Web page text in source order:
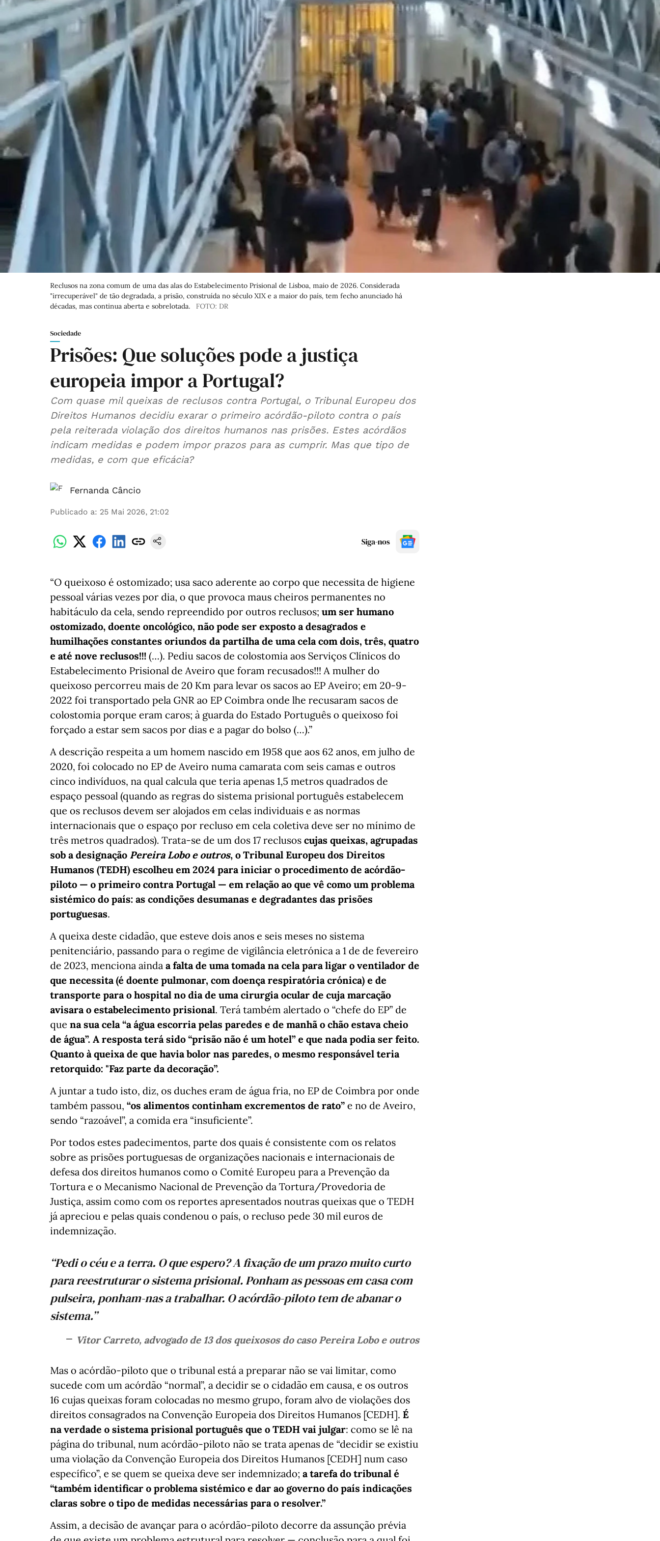
Reclusos na zona comum de uma das alas do Estabelecimento Prisional de Lisboa, maio de 2026. Considerada
"irrecuperável" de tão degradada, a prisão, construída no século XIX e a maior do país, tem fecho anunciado há
décadas, mas continua aberta e sobrelotada.
FOTO: DR
Sociedade
Prisões: Que soluções pode a justiça
europeia impor a Portugal?
Com quase mil queixas de reclusos contra Portugal, o Tribunal Europeu dos
Direitos Humanos decidiu exarar o primeiro acórdão-piloto contra o país
pela reiterada violação dos direitos humanos nas prisões. Estes acórdãos
indicam medidas e podem impor prazos para as cumprir. Mas que tipo de
medidas, e com que eficácia?
Fernanda Câncio
Publicado a: 25 Mai 2026, 21:02
Siga-nos
“O queixoso é ostomizado; usa saco aderente ao corpo que necessita de higiene
pessoal várias vezes por dia, o que provoca maus cheiros permanentes no
habitáculo da cela, sendo repreendido por outros reclusos; um ser humano
ostomizado, doente oncológico, não pode ser exposto a desagrados e
humilhações constantes oriundos da partilha de uma cela com dois, três, quatro
e até nove reclusos!!! (…). Pediu sacos de colostomia aos Serviços Clínicos do
Estabelecimento Prisional de Aveiro que foram recusados!!! A mulher do
queixoso percorreu mais de 20 Km para levar os sacos ao EP Aveiro; em 20-9-
2022 foi transportado pela GNR ao EP Coimbra onde lhe recusaram sacos de
colostomia porque eram caros; à guarda do Estado Português o queixoso foi
forçado a estar sem sacos por dias e a pagar do bolso (…).”
A descrição respeita a um homem nascido em 1958 que aos 62 anos, em julho de
2020, foi colocado no EP de Aveiro numa camarata com seis camas e outros
cinco indivíduos, na qual calcula que teria apenas 1,5 metros quadrados de
espaço pessoal (quando as regras do sistema prisional português estabelecem
que os reclusos devem ser alojados em celas individuais e as normas
internacionais que o espaço por recluso em cela coletiva deve ser no mínimo de
três metros quadrados). Trata-se de um dos 17 reclusos cujas queixas, agrupadas
sob a designação Pereira Lobo e outros, o Tribunal Europeu dos Direitos
Humanos (TEDH) escolheu em 2024 para iniciar o procedimento de acórdão-
piloto — o primeiro contra Portugal — em relação ao que vê como um problema
sistémico do país: as condições desumanas e degradantes das prisões
portuguesas.
A queixa deste cidadão, que esteve dois anos e seis meses no sistema
penitenciário, passando para o regime de vigilância eletrónica a 1 de de fevereiro
de 2023, menciona ainda a falta de uma tomada na cela para ligar o ventilador de
que necessita (é doente pulmonar, com doença respiratória crónica) e de
transporte para o hospital no dia de uma cirurgia ocular de cuja marcação
avisara o estabelecimento prisional. Terá também alertado o “chefe do EP” de
que na sua cela “a água escorria pelas paredes e de manhã o chão estava cheio
de água”. A resposta terá sido “prisão não é um hotel” e que nada podia ser feito.
Quanto à queixa de que havia bolor nas paredes, o mesmo responsável teria
retorquido: "Faz parte da decoração”.
A juntar a tudo isto, diz, os duches eram de água fria, no EP de Coimbra por onde
também passou, “os alimentos continham excrementos de rato” e no de Aveiro,
sendo “razoável”, a comida era “insuficiente”.
Por todos estes padecimentos, parte dos quais é consistente com os relatos
sobre as prisões portuguesas de organizações nacionais e internacionais de
defesa dos direitos humanos como o Comité Europeu para a Prevenção da
Tortura e o Mecanismo Nacional de Prevenção da Tortura/Provedoria de
Justiça, assim como com os reportes apresentados noutras queixas que o TEDH
já apreciou e pelas quais condenou o país, o recluso pede 30 mil euros de
indemnização.
“Pedi o céu e a terra. O que espero? A fixação de um prazo muito curto
para reestruturar o sistema prisional. Ponham as pessoas em casa com
pulseira, ponham-nas a trabalhar. O acórdão-piloto tem de abanar o
sistema.”
Vitor Carreto, advogado de 13 dos queixosos do caso Pereira Lobo e outros
Mas o acórdão-piloto que o tribunal está a preparar não se vai limitar, como
sucede com um acórdão “normal”, a decidir se o cidadão em causa, e os outros
16 cujas queixas foram colocadas no mesmo grupo, foram alvo de violações dos
direitos consagrados na Convenção Europeia dos Direitos Humanos [CEDH]. É
na verdade o sistema prisional português que o TEDH vai julgar: como se lê na
página do tribunal, num acórdão-piloto não se trata apenas de “decidir se existiu
uma violação da Convenção Europeia dos Direitos Humanos [CEDH] num caso
específico”, e se quem se queixa deve ser indemnizado; a tarefa do tribunal é
“também identificar o problema sistémico e dar ao governo do país indicações
claras sobre o tipo de medidas necessárias para o resolver.”
Assim, a decisão de avançar para o acórdão-piloto decorre da assunção prévia